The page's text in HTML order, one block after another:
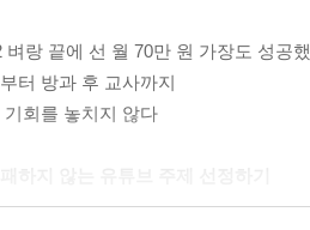
벼랑 끝에 선 월 70만 원 가장도 성공
터 방과 후 교사까지
기회를 놓치지 않다